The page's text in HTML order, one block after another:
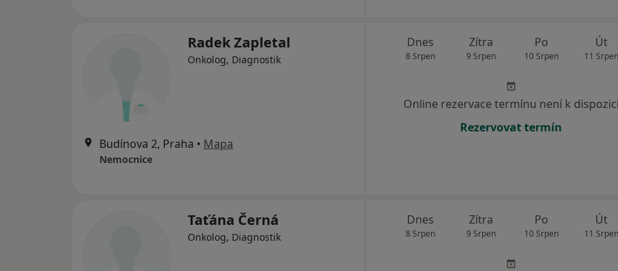
Radek Zapletal
Onkolog, Diagnostik
Budínova 2, Praha • Mapa
Nemocnice
Dnes
8 Srpen
Zítra
9 Srpen
Po
10 Srpen
Út
11 Srpen
Online rezervace termínu není k dispozici
Rezervovat termín
Taťána Černá
Onkolog, Diagnostik
Dnes
8 Srpen
Zítra
9 Srpen
Po
10 Srpen
Út
11 Srpen